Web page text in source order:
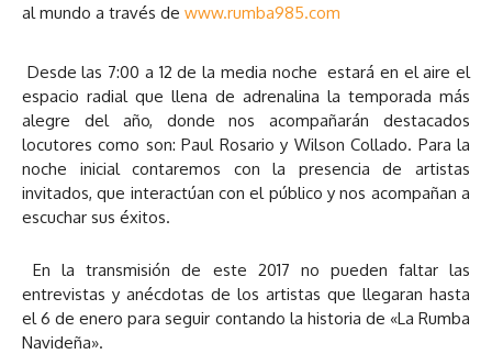
al mundo a través de www.rumba985.com
Desde las 7:00 a 12 de la media noche estará en el aire el
espacio radial que llena de adrenalina la temporada más
alegre del año, donde nos acompañarán destacados
locutores como son: Paul Rosario y Wilson Collado. Para la
noche inicial contaremos con la presencia de artistas
invitados, que interactúan con el público y nos acompañan a
escuchar sus éxitos.
En la transmisión de este 2017 no pueden faltar las
entrevistas y anécdotas de los artistas que llegaran hasta
el 6 de enero para seguir contando la historia de «La Rumba
Navideña».